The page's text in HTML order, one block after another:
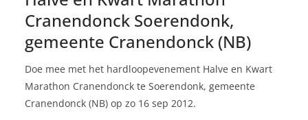
Cranendonck Soerendonk,
gemeente Cranendonck (NB)
Doe mee met het hardloopevenement Halve en Kwart
Marathon Cranendonck te Soerendonk, gemeente
Cranendonck (NB) op zo 16 sep 2012.